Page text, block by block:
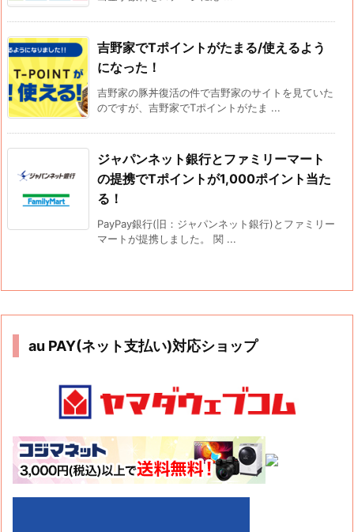
吉野家でTポイントがたまる/使えるよう
になった！
吉野家の豚丼復活の件で吉野家のサイトを見ていた
のですが、吉野家でTポイントがたま ...
ジャパンネット銀行とファミリーマート
の提携でTポイントが1,000ポイント当た
る！
PayPay銀行(旧：ジャパンネット銀行)とファミリー
マートが提携しました。 関 ...
au PAY(ネット支払い)対応ショップ